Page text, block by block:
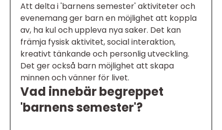
Att delta i 'barnens semester' aktiviteter och
evenemang ger barn en möjlighet att koppla
av, ha kul och uppleva nya saker. Det kan
främja fysisk aktivitet, social interaktion,
kreativt tänkande och personlig utveckling.
Det ger också barn möjlighet att skapa
minnen och vänner för livet.
Vad innebär begreppet
'barnens semester'?